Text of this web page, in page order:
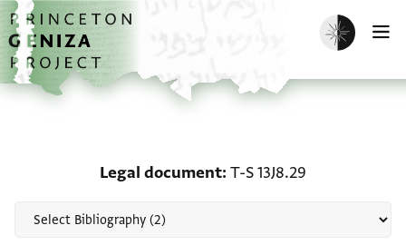
Skip to main content
home
Enable dark
Legal document T-S 13J8.29